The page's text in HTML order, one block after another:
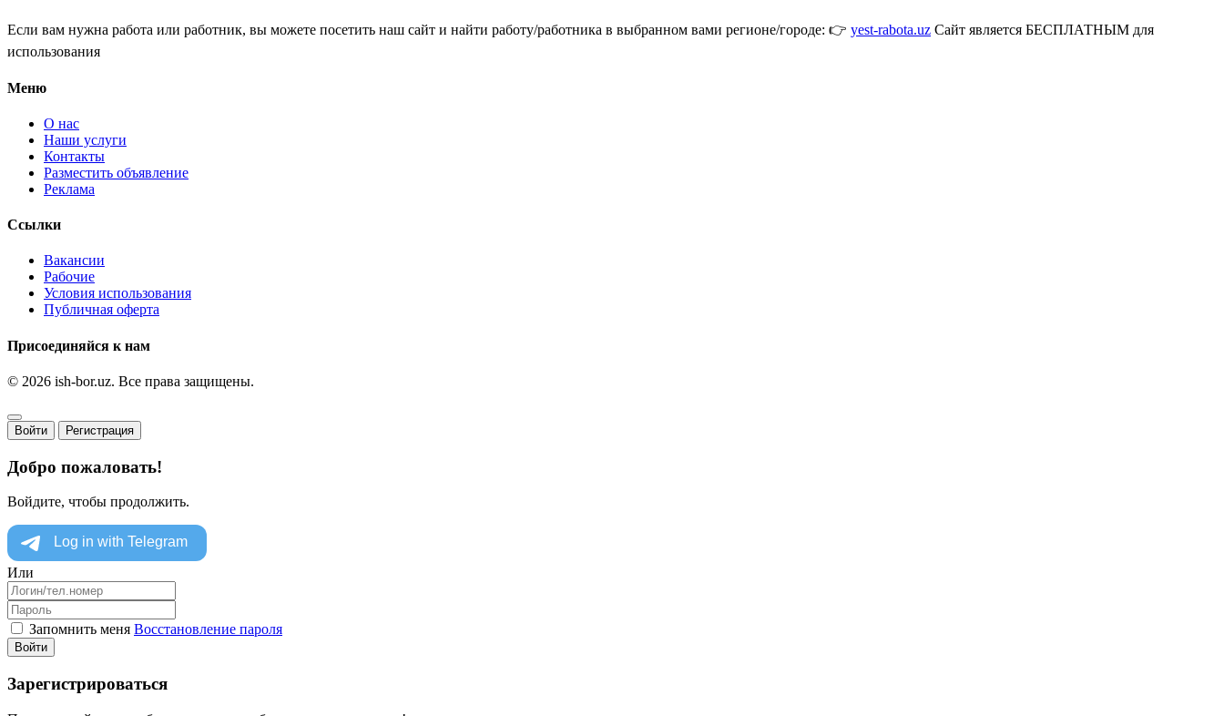
Если вам нужна работа или работник, вы можете посетить наш сайт и найти работу/работника в выбранном вами регионе/городе: 👉 yest-rabota.uz Сайт является БЕСПЛАТНЫМ для
использования
Меню
О нас
Наши услуги
Контакты
Разместить объявление
Реклама
Ссылки
Вакансии
Рабочие
Условия использования
Публичная оферта
Присоединяйся к нам
© 2026 ish-bor.uz. Все права защищены.
Войти Регистрация
Добро пожаловать!
Войдите, чтобы продолжить.
Или
Запомнить меня Восстановление пароля
Войти
Зарегистрироваться